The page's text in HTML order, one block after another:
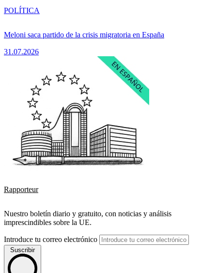
Meloni saca partido de la crisis migratoria en España
31.07.2026
POLÍTICA
Rapporteur
Nuestro boletín diario y gratuito, con noticias y análisis
imprescindibles sobre la UE.
Introduce tu correo electrónico
Suscribir